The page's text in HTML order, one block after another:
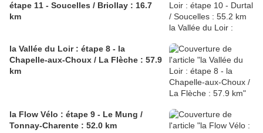
étape 11 - Soucelles / Briollay : 16.7
km
la Vallée du Loir : étape 8 - la
Chapelle-aux-Choux / La Flèche : 57.9
km
la Flow Vélo : étape 9 - Le Mung /
Tonnay-Charente : 52.0 km